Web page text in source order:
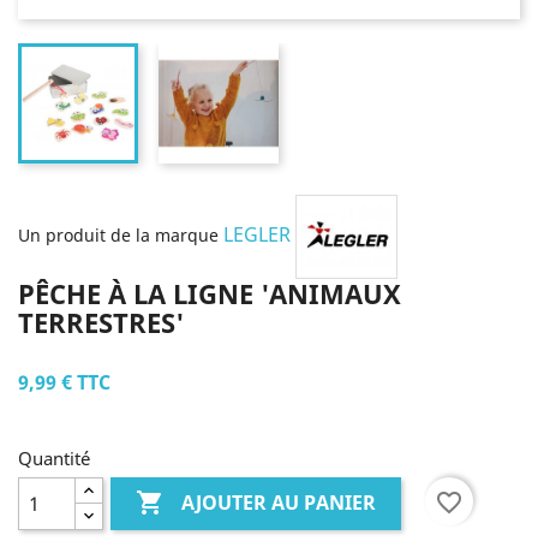
Un produit de la marque LEGLER
PÊCHE À LA LIGNE 'ANIMAUX
TERRESTRES'
9,99 €TTC
Quantité
 AJOUTER AU PANIER favorite_border